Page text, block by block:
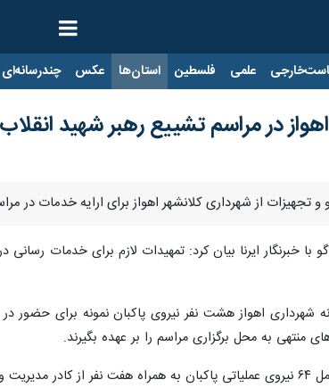
علمی فلسطین استان‌ها عکس چندرسانه‌ای
در مراسم تشییع رهبر شهید
و تجهیزات از شهرداری کلانشهر اهواز برای ارایه خدمات در
با خبرنگار ایرنا بیان کرد: تمهیدات لازم برای خدمات
اهواز هشت نفر نیروی پاکبان نمونه برای حضور
به محل برگزاری مراسم را بر عهده بگیرند.
است.